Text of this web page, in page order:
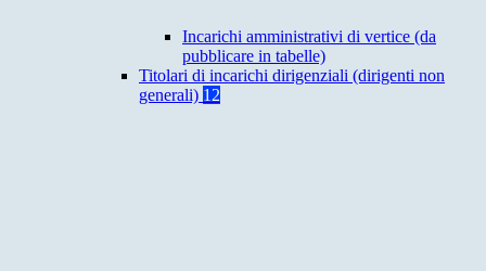
Incarichi amministrativi di vertice (da
pubblicare in tabelle)
Titolari di incarichi dirigenziali (dirigenti non
generali) 12